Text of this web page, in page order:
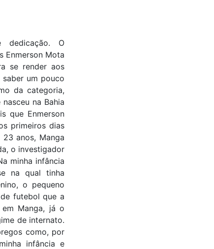
dedicação. O
Enmerson Mota
se render aos
um pouco
da categoria,
na Bahia
que Enmerson
primeiros dias
anos, Manga
o investigador
minha infância
na qual tinha
o pequeno
futebol que a
Manga, já o
de internato.
como, por
infância e